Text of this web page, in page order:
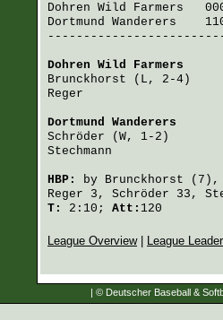
Dohren Wild Farmers
Dortmund Wanderers
Dohren Wild Farmers
Brunckhorst (L, 2-4)
Reger
Dortmund Wanderers
Schröder (W, 1-2)
Stechmann
HBP: by Brunckhorst
Reger 3, Schröder 33,
T:
2:10; Att: 120
League Overview| League
| © Deutscher Baseball &